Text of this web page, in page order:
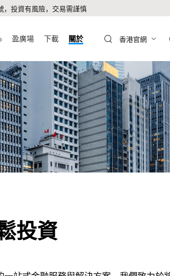
，投資有風險，交易需謹慎
盈廣場 下載 關於 香港官網
投資